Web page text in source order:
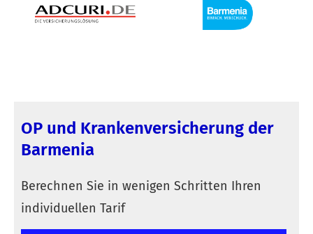
OP und Kranken­ver­si­che­rung der
Barmenia
Berechnen Sie in wenigen Schritten Ihren
individuellen Tarif